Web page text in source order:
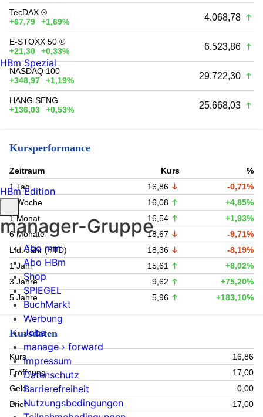
TecDAX ®
+67,79
+1,69% 4.068,78
E-STOXX 50 ®
+21,30
+0,33% 6.523,86
NASDAQ 100
+348,97
+1,19% 29.722,30
HANG SENG
+136,03
+0,53% 25.668,03
Kursperformance
Zeitraum Kurs
%
1 Tag
16,86
-0,71%
1 Woche
16,08
+4,85%
1 Monat
16,54
+1,93%
6 Monate
18,67
-9,71%
Lfd. Jahr (YTD)
18,36
-8,19%
1 Jahr
15,61
+8,02%
3 Jahre
9,62
+75,20%
5 Jahre
5,96 +183,10%
Kursdaten
Kurs
16,86
Eröffnung
17,00
Geld
0,00
Brief
17,00
HBm Spezial
HBm Edition
manager-Gruppe
Abo mm
Abo HBm
Shop
SPIEGEL
BuchMarkt
Werbung
Jobs
manage › forward
Impressum
Datenschutz
Barrierefreiheit
Nutzungsbedingungen